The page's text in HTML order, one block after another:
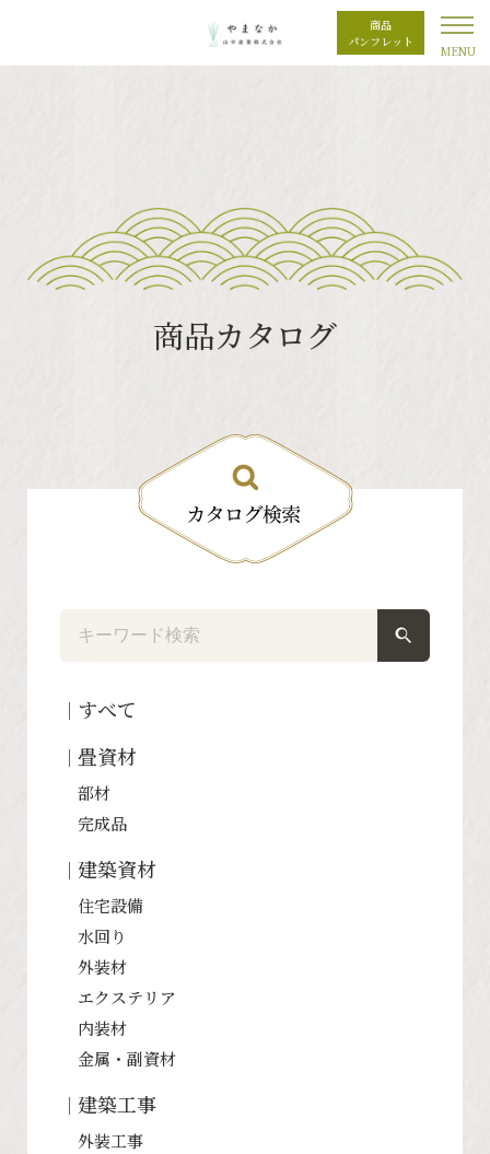
商品
パンフレット
商品カタログ
すべて
畳資材
部材
完成品
建築資材
住宅設備
水回り
外装材
エクステリア
内装材
金属・副資材
建築工事
外装工事